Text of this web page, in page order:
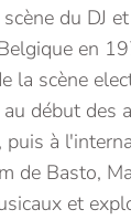
du DJ
en
la scène
début des
puis à
de Basto,
et